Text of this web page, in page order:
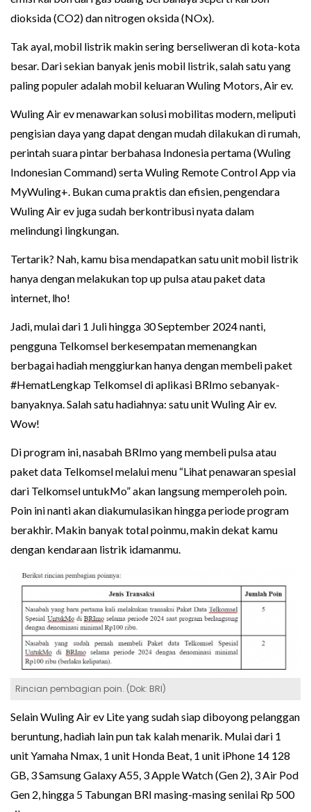
dioksida (CO2) dan nitrogen oksida (NOx).
Tak ayal, mobil listrik makin sering berseliweran di kota-kota
besar. Dari sekian banyak jenis mobil listrik, salah satu yang
paling populer adalah mobil keluaran Wuling Motors, Air ev.
Wuling Air ev menawarkan solusi mobilitas modern, meliputi
pengisian daya yang dapat dengan mudah dilakukan di rumah,
perintah suara pintar berbahasa Indonesia pertama (Wuling
Indonesian Command) serta Wuling Remote Control App via
MyWuling+. Bukan cuma praktis dan efisien, pengendara
Wuling Air ev juga sudah berkontribusi nyata dalam
melindungi lingkungan.
Tertarik? Nah, kamu bisa mendapatkan satu unit mobil listrik
hanya dengan melakukan top up pulsa atau paket data
internet, lho!
Jadi, mulai dari 1 Juli hingga 30 September 2024 nanti,
pengguna Telkomsel berkesempatan memenangkan
berbagai hadiah menggiurkan hanya dengan membeli paket
#HematLengkap Telkomsel di aplikasi BRImo sebanyak-
banyaknya. Salah satu hadiahnya: satu unit Wuling Air ev.
Wow!
Di program ini, nasabah BRImo yang membeli pulsa atau
paket data Telkomsel melalui menu “Lihat penawaran spesial
dari Telkomsel untukMo” akan langsung memperoleh poin.
Poin ini nanti akan diakumulasikan hingga periode program
berakhir. Makin banyak total poinmu, makin dekat kamu
dengan kendaraan listrik idamanmu.
Rincian pembagian poin. (Dok: BRI)
Selain Wuling Air ev Lite yang sudah siap diboyong pelanggan
beruntung, hadiah lain pun tak kalah menarik. Mulai dari 1
unit Yamaha Nmax, 1 unit Honda Beat, 1 unit iPhone 14 128
GB, 3 Samsung Galaxy A55, 3 Apple Watch (Gen 2), 3 Air Pod
Gen 2, hingga 5 Tabungan BRI masing-masing senilai Rp 500